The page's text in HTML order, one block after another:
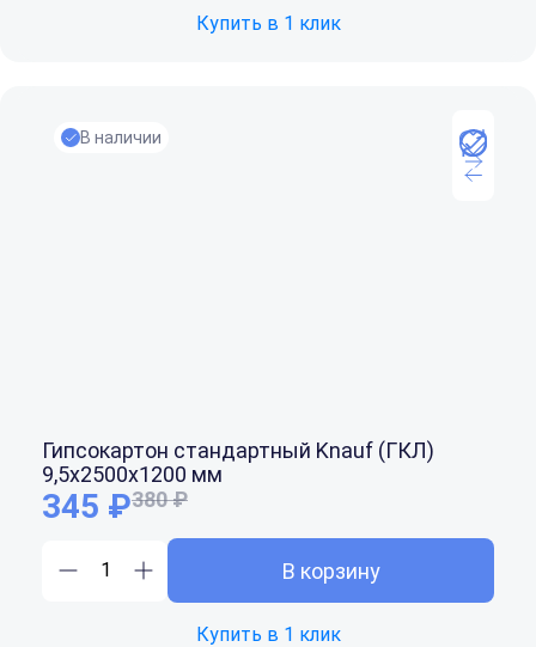
Купить в 1 клик
В наличии
Гипсокартон стандартный Knauf (ГКЛ)
9,5x2500x1200 мм
345 ₽380 ₽
В корзину
Купить в 1 клик